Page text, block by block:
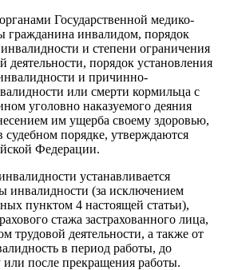
Государственной медико-
гражданина инвалидом, порядок
и степени ограничения
деятельности, порядок установления
и причинно-
или смерти кормильца с
уголовно наказуемого деяния
им ущерба своему здоровью,
судебном порядке, утверждаются
Федерации.
устанавливается
инвалидности (за исключением
пунктом 4 настоящей статьи),
стажа застрахованного лица,
трудовой деятельности, а также от
в период работы, до
или после прекращения работы.